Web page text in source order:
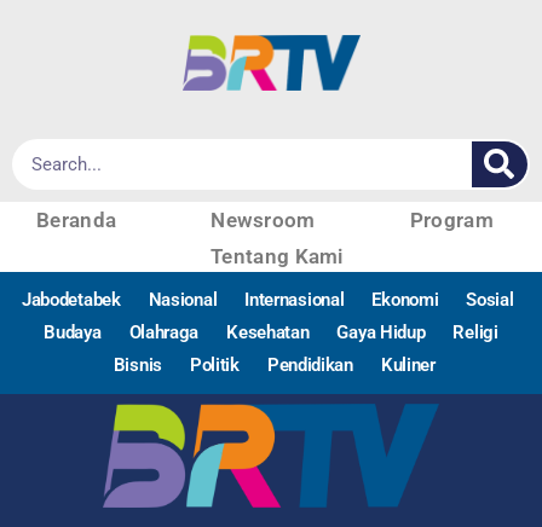
Beranda Newsroom
Program
Tentang Kami
Jabodetabek Nasional Internasional Ekonomi
Sosial
Budaya
Olahraga Kesehatan Gaya Hidup
Religi
Bisnis
Politik Pendidikan Kuliner